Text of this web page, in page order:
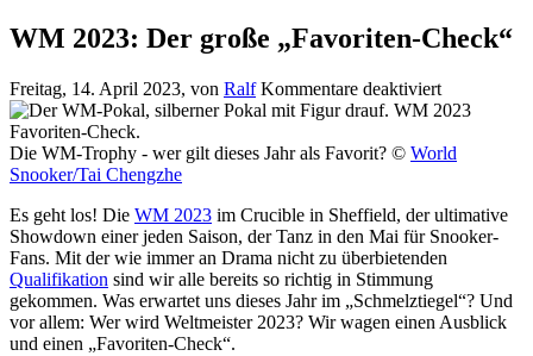
WM 2023: Der große „Favoriten-Check“
Freitag, 14. April 2023, von Ralf Kommentare deaktiviertfür
WM
Der
Check“
Die WM-Trophy - wer gilt dieses Jahr als Favorit? © World
Snooker/Tai Chengzhe
Es geht los! Die WM 2023 im Crucible in Sheffield, der ultimative
Showdown einer jeden Saison, der Tanz in den Mai für Snooker-
Fans. Mit der wie immer an Drama nicht zu überbietenden
Qualifikation sind wir alle bereits so richtig in Stimmung
gekommen. Was erwartet uns dieses Jahr im „Schmelztiegel“? Und
vor allem: Wer wird Weltmeister 2023? Wir wagen einen Ausblick
und einen „Favoriten-Check“.